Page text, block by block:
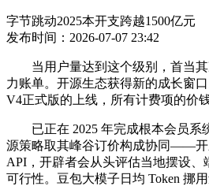
字节跳动2025本开支跨越1500亿元
发布时间：2026-07-07 23:42
当用户量达到这个级别，首当其
力账单。开源生态获得新的成长窗
V4正式版的上线，所有计费项的价
已正在 2025 年完成根本会员系统
源策略取其峰谷订价构成协同——开
API，开辟者会从头评估当地摆设、
可行性。豆包大模子日均 Token 挪